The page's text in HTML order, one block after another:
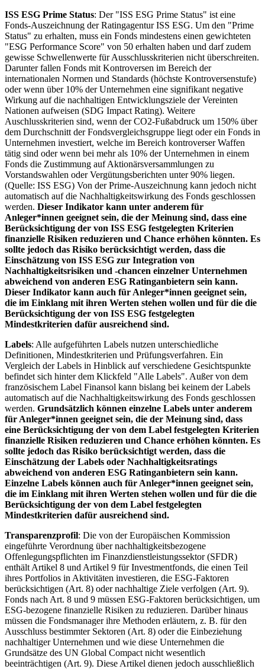
ISS ESG Prime Status: Der "ISS ESG Prime Status" ist eine
Fonds-Auszeichnung der Ratingagentur ISS ESG. Um den "Prime
Status" zu erhalten, muss ein Fonds mindestens einen gewichteten
"ESG Performance Score" von 50 erhalten haben und darf zudem
gewisse Schwellenwerte für Ausschlusskriterien nicht überschreiten.
Darunter fallen Fonds mit Kontroversen im Bereich der
internationalen Normen und Standards (höchste Kontroversenstufe)
oder wenn über 10% der Unternehmen eine signifikant negative
Wirkung auf die nachhaltigen Entwicklungsziele der Vereinten
Nationen aufweisen (SDG Impact Rating). Weitere
Auschlusskriterien sind, wenn der CO2-Fußabdruck um 150% über
dem Durchschnitt der Fondsvergleichsgruppe liegt oder ein Fonds in
Unternehmen investiert, welche im Bereich kontroverser Waffen
tätig sind oder wenn bei mehr als 10% der Unternehmen in einem
Fonds die Zustimmung auf Aktionärsversammlungen zu
Vorstandswahlen oder Vergütungsberichten unter 90% liegen.
(Quelle: ISS ESG) Von der Prime-Auszeichnung kann jedoch nicht
automatisch auf die Nachhaltigkeitswirkung des Fonds geschlossen
werden. Dieser Indikator kann unter anderem für
Anleger*innen geeignet sein, die der Meinung sind, dass eine
Berücksichtigung der von ISS ESG festgelegten Kriterien
finanzielle Risiken reduzieren und Chance erhöhen könnten. Es
sollte jedoch das Risiko berücksichtigt werden, dass die
Einschätzung von ISS ESG zur Integration von
Nachhaltigkeitsrisiken und -chancen einzelner Unternehmen
abweichend von anderen ESG Ratinganbietern sein kann.
Dieser Indikator kann auch für Anleger*innen geeignet sein,
die im Einklang mit ihren Werten stehen wollen und für die die
Berücksichtigung der von ISS ESG festgelegten
Mindestkriterien dafür ausreichend sind.
Labels: Alle aufgeführten Labels nutzen unterschiedliche
Definitionen, Mindestkriterien und Prüfungsverfahren. Ein
Vergleich der Labels in Hinblick auf verschiedene Gesichtspunkte
befindet sich hinter dem Klickfeld "Alle Labels". Außer von dem
französischem Label Finansol kann bislang bei keinem der Labels
automatisch auf die Nachhaltigkeitswirkung des Fonds geschlossen
werden. Grundsätzlich können einzelne Labels unter anderem
für Anleger*innen geeignet sein, die der Meinung sind, dass
eine Berücksichtigung der von dem Label festgelegten Kriterien
finanzielle Risiken reduzieren und Chance erhöhen könnten. Es
sollte jedoch das Risiko berücksichtigt werden, dass die
Einschätzung der Labels oder Nachhaltigkeitsratings
abweichend von anderen ESG Ratinganbietern sein kann.
Einzelne Labels können auch für Anleger*innen geeignet sein,
die im Einklang mit ihren Werten stehen wollen und für die die
Berücksichtigung der von dem Label festgelegten
Mindestkriterien dafür ausreichend sind.
Transparenzprofil: Die von der Europäischen Kommission
eingeführte Verordnung über nachhaltigkeitsbezogene
Offenlegungspflichten im Finanzdienstleistungssektor (SFDR)
enthält Artikel 8 und Artikel 9 für Investmentfonds, die einen Teil
ihres Portfolios in Aktivitäten investieren, die ESG-Faktoren
berücksichtigen (Art. 8) oder nachhaltige Ziele verfolgen (Art. 9).
Fonds nach Art. 8 und 9 müssen ESG-Faktoren berücksichtigen, um
ESG-bezogene finanzielle Risiken zu reduzieren. Darüber hinaus
müssen die Fondsmanager ihre Methoden erläutern, z. B. für den
Ausschluss bestimmter Sektoren (Art. 8) oder die Einbeziehung
nachhaltiger Unternehmen und wie diese Unternehmen die
Grundsätze des UN Global Compact nicht wesentlich
beeinträchtigen (Art. 9). Diese Artikel dienen jedoch ausschließlich